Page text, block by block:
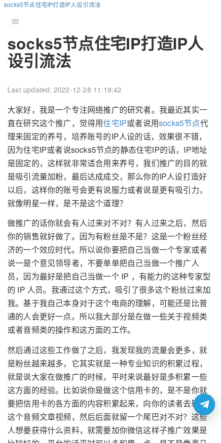
socks5节点住宅IP打造IP人设引流法
socks5节点住宅IP打造IP人
设引流法
Last updated: 2022-12-28 11:19:42
大家好，我是一个专注网络推广的研究者。我最近其实一
直在研究这个推广，觉得用住宅IP或者说用socks5节点代
理来固定的养号，培养账号的IP人设的话，效果很不错，
因为住宅IP或者说socks5节点的静态住宅IP的话，IP地址
是固定的，这样就非常适合用来养号，我们推广的目的就
是吸引流量加粉，最后达成成交，那么你的IP人设打造好
以后，这样你的账号会更有说服力或者说是更有吸引力，
就像明星一样，是不是这个道理？
做推广的话你就会有人过来对不对？有人过来之后，然后
你的销售就好做了。因为有粉丝是不是？这是一个粉丝经
济的一个效应时代。所以说你要把自己当做一个专家或者
说一是个意见领导者，不要单单把自己当做一个推广人
员，因为最好是把自己当做一个 IP ，有能力的这种专家型
的 IP 人员。我通过这个方式，吸引了很多这个粉丝过来加
我。基于我自己本身对于这个电商的理解，可能还是比普
通的人会更好一点。所以我大部分是在做一些关于视频类
或者音频类的操作和这方面的工作。
然后通过这些工作做了之后，我发现我的流量会更多，就
是粉丝越来越多，它其实就是一种专业知识的积累过程，
就是说大家在做推广的时候，平时来说最好是多积累一些
这方面的经验。比如说你是做这个信用卡的，是不是你就
要把信用卡的各方面的内容积累起来，向你的读者去输送
这个音频文章视频，然后后面就留一个尾巴对不对？这些
人想要获得什么资料，就需要加你微信这样子推广效果是